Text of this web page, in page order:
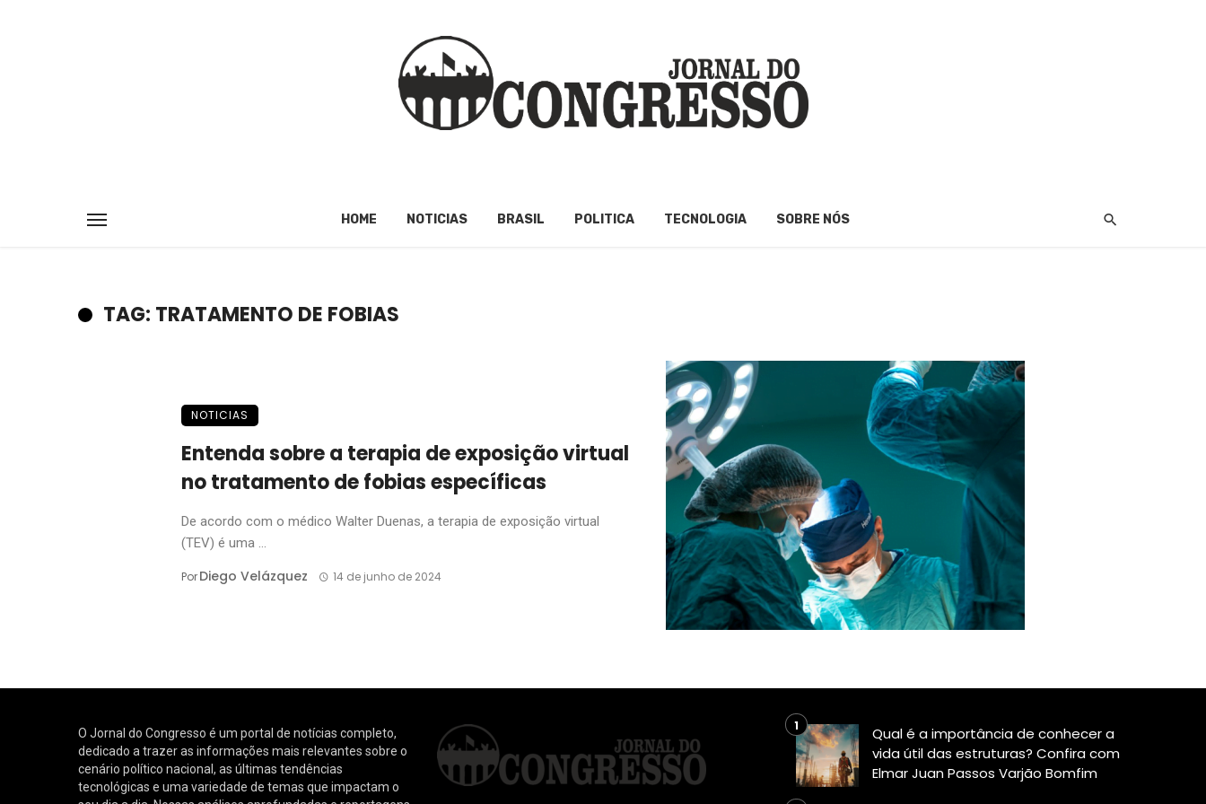
HOME NOTICIAS BRASIL POLITICA TECNOLOGIA SOBRE NÓS
TAG: TRATAMENTO DE FOBIAS
NOTICIAS
Entenda sobre a terapia de exposição virtual
no tratamento de fobias específicas
De acordo com o médico Walter Duenas, a terapia de exposição virtual
(TEV) é uma ...
PorDiego Velázquez 14 de junho de 2024
O Jornal do Congresso é um portal de notícias completo,
dedicado a trazer as informações mais relevantes sobre o
cenário político nacional, as últimas tendências
tecnológicas e uma variedade de temas que impactam o
Qual é a importância de conhecer a
vida útil das estruturas? Confira com
Elmar Juan Passos Varjão Bomfim